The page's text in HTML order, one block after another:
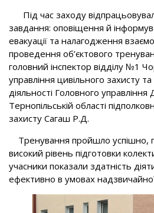
Під час заходу
завдання: оповіщення й
евакуації та налагодження
проведення об’єктового
головний інспектор відділу №1
управління цивільного захисту
діяльності Головного
Тернопільській області
захисту Сагаш Р.Д.
Тренування пройшло успішно,
високий рівень підготовки
учасники показали здатність
ефективно в умовах надзвичайної